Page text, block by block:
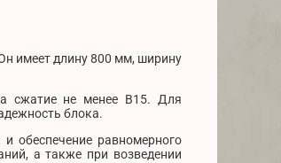
имеет длину 800 мм, ширину
сжатие не менее В15. Для
блока.
обеспечение равномерного
а также при возведении